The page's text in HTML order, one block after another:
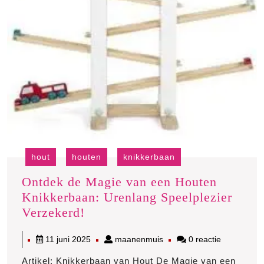
hout houten knikkerbaan
Ontdek de Magie van een Houten
Knikkerbaan: Urenlang Speelplezier
Verzekerd!
Magie
van
11 juni 202511
maanenmuismaanenmuis
0 reactie
Artikel: Knikkerbaan van Hout De Magie van een